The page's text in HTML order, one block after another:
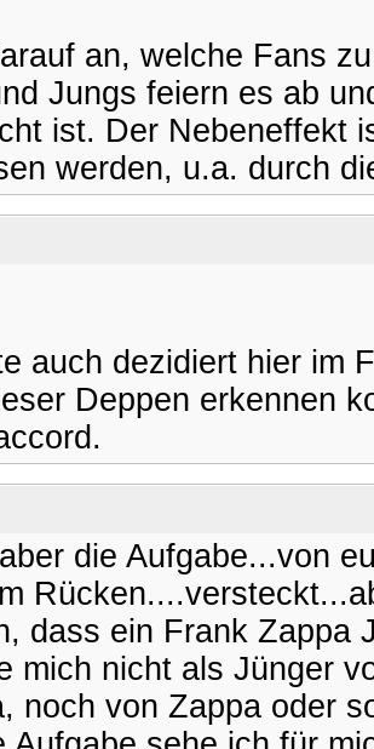
an, welche Fans
Jungs feiern es ab
ist. Der Nebeneffekt
werden, u.a. durch
auch dezidiert hier im
Deppen erkennen
die Aufgabe...von
dass ein Frank Zappa
mich nicht als Jünger
noch von Zappa oder